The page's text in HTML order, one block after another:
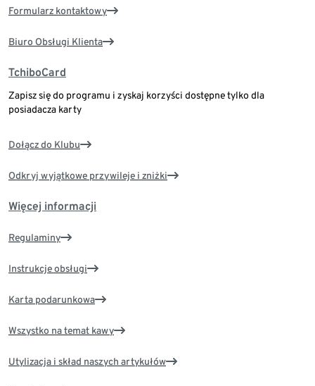
Formularz kontaktowy
Biuro Obsługi Klienta
TchiboCard
Zapisz się do programu i zyskaj korzyści dostępne tylko dla
posiadacza karty
Dołącz do Klubu
Odkryj wyjątkowe przywileje i zniżki
Więcej informacji
Regulaminy
Instrukcje obsługi
Karta podarunkowa
Wszystko na temat kawy
Utylizacja i skład naszych artykułów